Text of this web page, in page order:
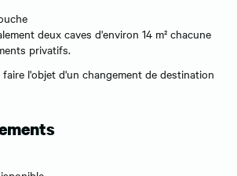
deux caves d'environ 14 m² chacune
privatifs.
l'objet d'un changement de destination